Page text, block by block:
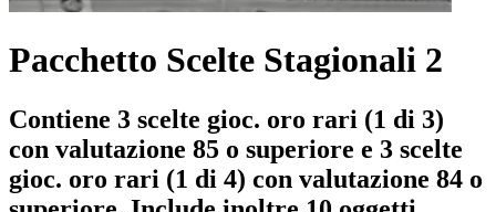
Pacchetto Scelte Stagionali 2
Contiene 3 scelte gioc. oro rari (1 di 3)
con valutazione 85 o superiore e 3 scelte
gioc. oro rari (1 di 4) con valutazione 84 o